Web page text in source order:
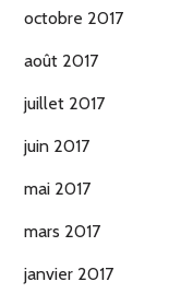
octobre 2017
août 2017
juillet 2017
juin 2017
mai 2017
mars 2017
janvier 2017